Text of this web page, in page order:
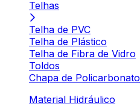
Telhas
Telha de PVC
Telha de Plástico
Telha de Fibra de Vidro
Toldos
Chapa de Policarbonato
Material Hidráulico